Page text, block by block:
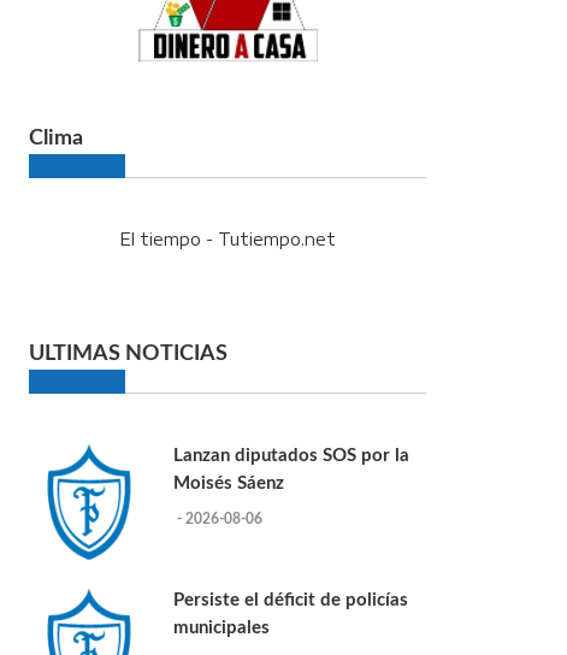
Clima
El tiempo - Tutiempo.net
ULTIMAS NOTICIAS
Lanzan diputados SOS por la
Moisés Sáenz
- 2026-08-06
Persiste el déficit de policías
municipales